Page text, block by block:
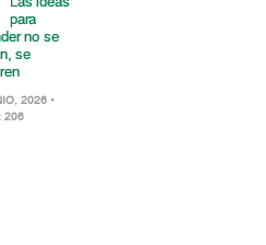
para
no se
se
2026 •
206